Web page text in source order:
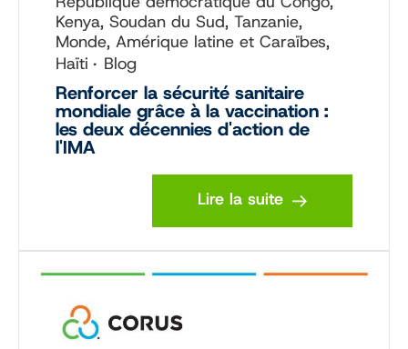
Kenya, Soudan du Sud, Tanzanie,
Monde, Amérique latine et Caraïbes,
Haïti
Blog
Renforcer la sécurité sanitaire
mondiale grâce à la vaccination :
les deux décennies d'action de
l'IMA
Lire la suite